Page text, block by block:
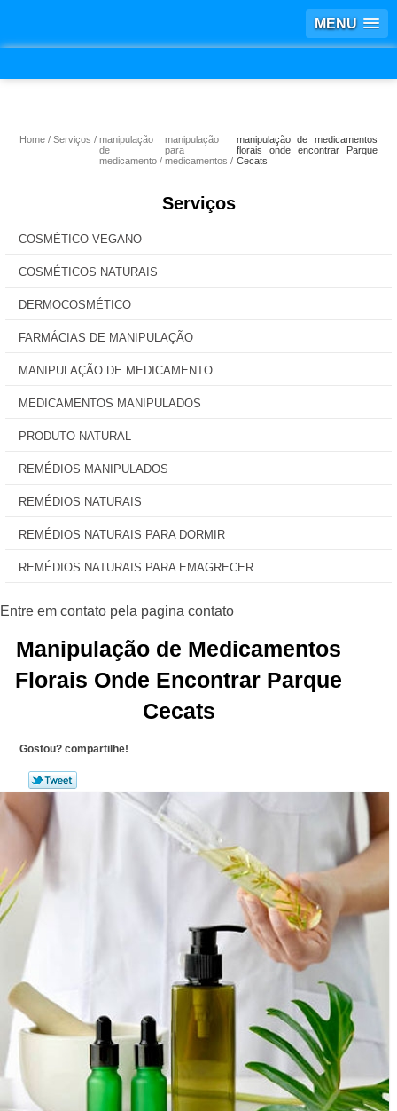
MENU
Home Serviços
manipulação
de
medicamento
manipulação
para
medicamentos
manipulação de medicamentos
florais onde encontrar Parque
Cecats
Serviços
COSMÉTICO VEGANO
COSMÉTICOS NATURAIS
DERMOCOSMÉTICO
FARMÁCIAS DE MANIPULAÇÃO
MANIPULAÇÃO DE MEDICAMENTO
MEDICAMENTOS MANIPULADOS
PRODUTO NATURAL
REMÉDIOS MANIPULADOS
REMÉDIOS NATURAIS
REMÉDIOS NATURAIS PARA DORMIR
REMÉDIOS NATURAIS PARA EMAGRECER
Manipulação de Medicamentos
Florais Onde Encontrar Parque
Cecats
Gostou? compartilhe!